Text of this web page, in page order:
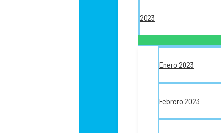
2023
Enero 2023
Febrero 2023